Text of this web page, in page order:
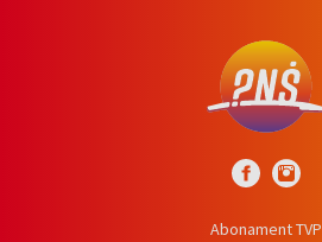
Abonament TVP